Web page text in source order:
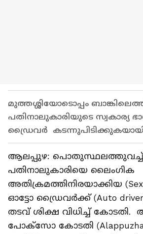
മുത്തശ്ശിയോടൊപ്പം
പതിനാലുകാരിയുടെ സ്വകാര്യ
ഡ്രൈവര്‍
ആലപ്പുഴ: പൊതുസ്ഥലത്തുവച്ച്
പതിനാലുകാരിയെ ലൈംഗിക
അതിക്രമത്തിനിരയാക്കിയ
ഓട്ടോ ഡ്രൈവര്‍ക്ക് (Auto
തടവ് ശിക്ഷ വിധിച്ച് കോടതി.
പോക്സോ കോടതി (Alappuzha